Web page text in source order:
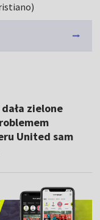
zielone
United sam